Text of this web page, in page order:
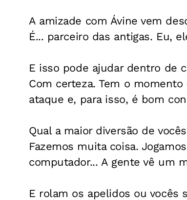
A amizade com Ávine vem
É... parceiro das antigas. Eu,
E isso pode ajudar dentro de
Com certeza. Tem o
ataque e, para isso, é bom
Qual a maior diversão de
Fazemos muita coisa.
computador... A gente vê um
E rolam os apelidos ou vocês